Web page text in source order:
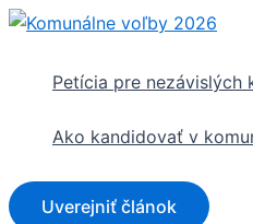
Preskočiť
obsahPetícia pre nezávislých
Ako kandidovať v
Uverejniť článok